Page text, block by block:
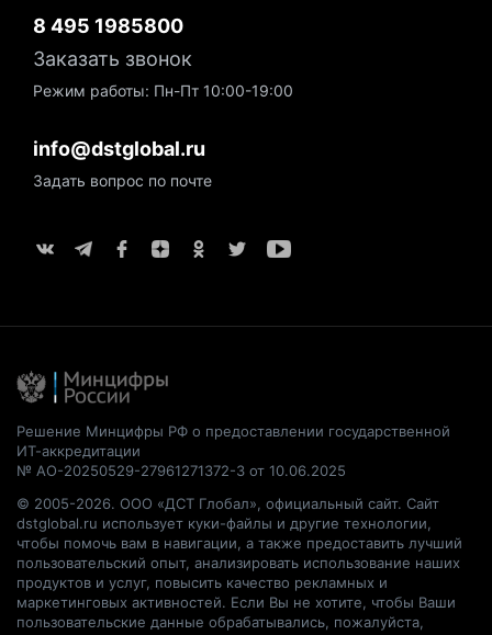
8 495 1985800
Заказать звонок
Режим работы: Пн-Пт 10:00-19:00
info@dstglobal.ru
Задать вопрос по почте
Решение Минцифры РФ о предоставлении государственной
ИТ-аккредитации
№ АО-20250529-27961271372-3 от 10.06.2025
© 2005-2026. ООО «ДСТ Глобал», официальный сайт. Сайт
dstglobal.ru использует куки-файлы и другие технологии,
чтобы помочь вам в навигации, а также предоставить лучший
пользовательский опыт, анализировать использование наших
продуктов и услуг, повысить качество рекламных и
маркетинговых активностей. Если Вы не хотите, чтобы Ваши
пользовательские данные обрабатывались, пожалуйста,